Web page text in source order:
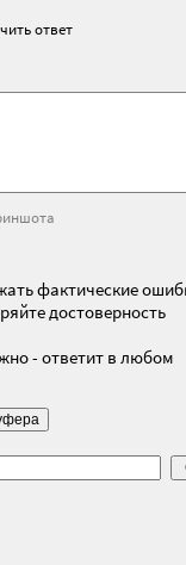
ответ
фактические
достоверность
- ответит в любом